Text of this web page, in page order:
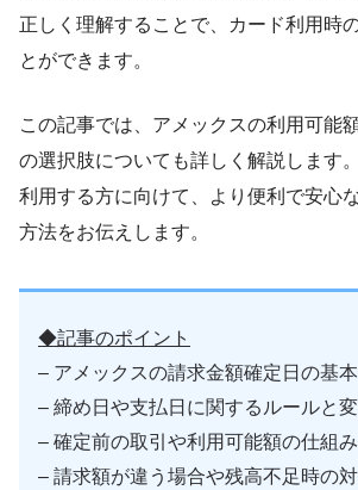
正しく理解することで、カード利用時
とができます。
この記事では、アメックスの利用可能
の選択肢についても詳しく解説します
利用する方に向けて、より便利で安心
方法をお伝えします。
◆記事のポイント
– アメックスの請求金額確定日の基
– 締め日や支払日に関するルールと
– 確定前の取引や利用可能額の仕組み
– 請求額が違う場合や残高不足時の